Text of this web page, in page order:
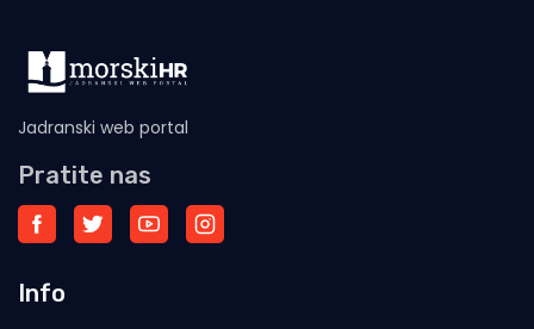
Jadranski web portal
Pratite nas
Info